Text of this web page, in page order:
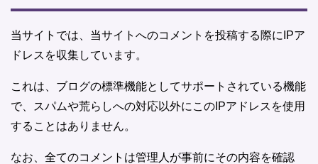
当サイトでは、当サイトへのコメントを投稿する際にIPア
ドレスを収集しています。
これは、ブログの標準機能としてサポートされている機能
で、スパムや荒らしへの対応以外にこのIPアドレスを使用
することはありません。
なお、全てのコメントは管理人が事前にその内容を確認